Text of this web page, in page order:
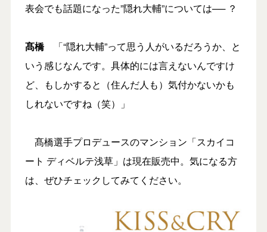
表会でも話題になった”隠れ大輔”については── ？
髙橋「“隠れ大輔”って思う人がいるだろうか、と
いう感じなんです。具体的には言えないんですけ
ど、もしかすると（住んだ人も）気付かないかも
しれないですね（笑）」
髙橋選手プロデュースのマンション「スカイコ
ート ディベルテ浅草」は現在販売中。気になる方
は、ぜひチェックしてみてください。